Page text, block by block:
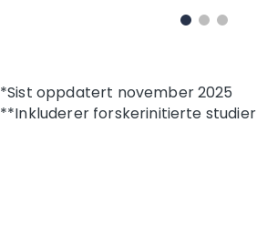
*Sist oppdatert november 2025
**Inkluderer forskerinitierte studier